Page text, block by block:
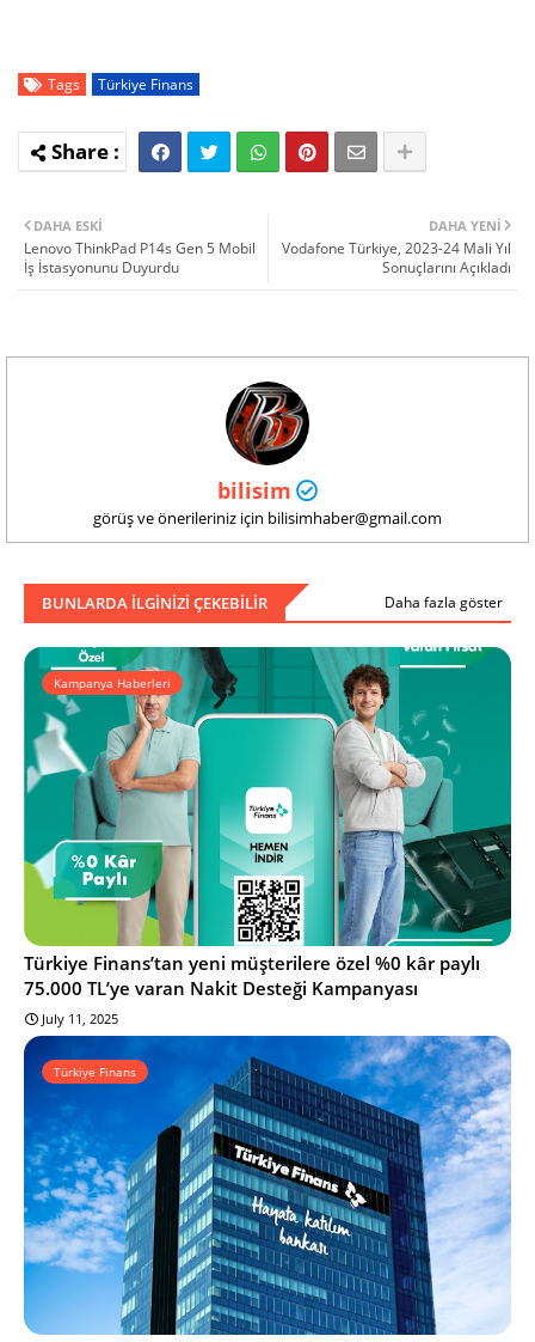
Tags Türkiye Finans
DAHA YENI
Vodafone Türkiye, 2023-24 Mali Yıl
Sonuçlarını Açıkladı
DAHA ESKI
Lenovo ThinkPad P14s Gen 5 Mobil
İş İstasyonunu Duyurdu
bilisim
görüş ve önerileriniz için bilisimhaber@gmail.com
BUNLARDA ILGINIZI ÇEKEBILIR Daha fazla göster
Kampanya Haberleri
Türkiye Finans’tan yeni müşterilere özel %0 kâr paylı
75.000 TL’ye varan Nakit Desteği Kampanyası
July 11, 2025
Türkiye Finans